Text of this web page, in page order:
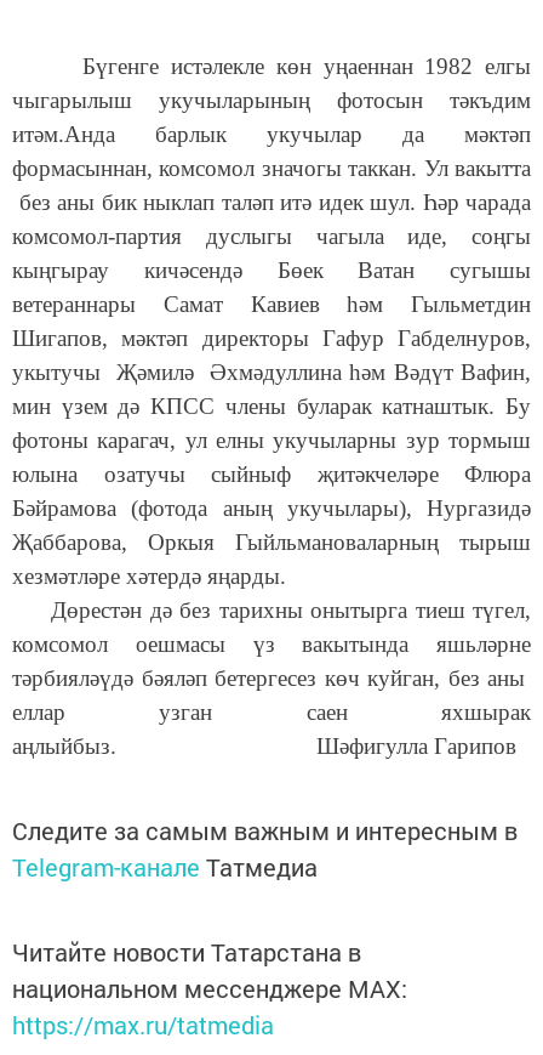
Бүгенге истәлекле көн уңаеннан 1982 елгы
чыгарылыш укучыларының фотосын тәкъдим
итәм.Анда барлык укучылар да мәктәп
формасыннан, комсомол значогы таккан. Ул вакытта
без аны бик ныклап таләп итә идек шул. Һәр чарада
комсомол-партия дуслыгы чагыла иде, соңгы
кыңгырау кичәсендә Бөек Ватан сугышы
ветераннары Самат Кавиев һәм Гыльметдин
Шигапов, мәктәп директоры Гафур Габделнуров,
укытучы Җәмилә Әхмәдуллина һәм Вәдүт Вафин,
мин үзем дә КПСС члены буларак катнаштык. Бу
фотоны карагач, ул елны укучыларны зур тормыш
юлына озатучы сыйныф җитәкчеләре Флюра
Бәйрамова (фотода аның укучылары), Нургазидә
Җаббарова, Оркыя Гыйльмановаларның тырыш
хезмәтләре хәтердә яңарды.
Дөрестән дә без тарихны онытырга тиеш түгел,
комсомол оешмасы үз вакытында яшьләрне
тәрбияләүдә бәяләп бетергесез көч куйган, без аны
еллар узган саен яхшырак
аңлыйбыз. Шәфигулла Гарипов
Следите за самым важным и интересным в
Telegram-канале Татмедиа
Читайте новости Татарстана в
национальном мессенджере MАХ:
https://max.ru/tatmedia